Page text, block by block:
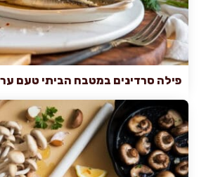
פילה סרדינים במטבח הביתי טעם